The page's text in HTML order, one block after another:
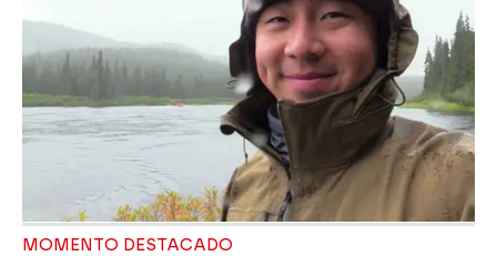
MOMENTO DESTACADO